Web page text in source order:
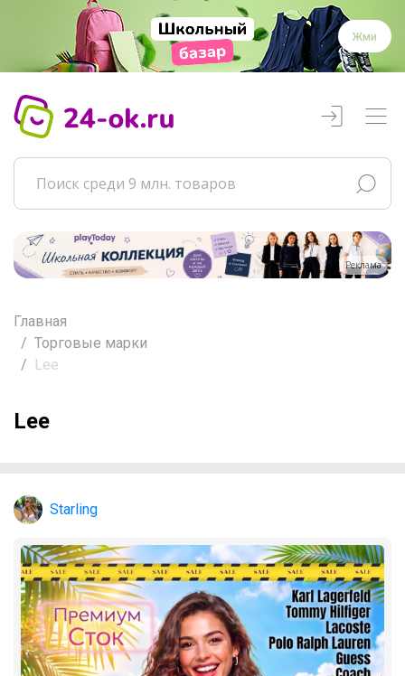
Жми
Реклама
Главная
Торговые марки
Lee
Lee
Starling